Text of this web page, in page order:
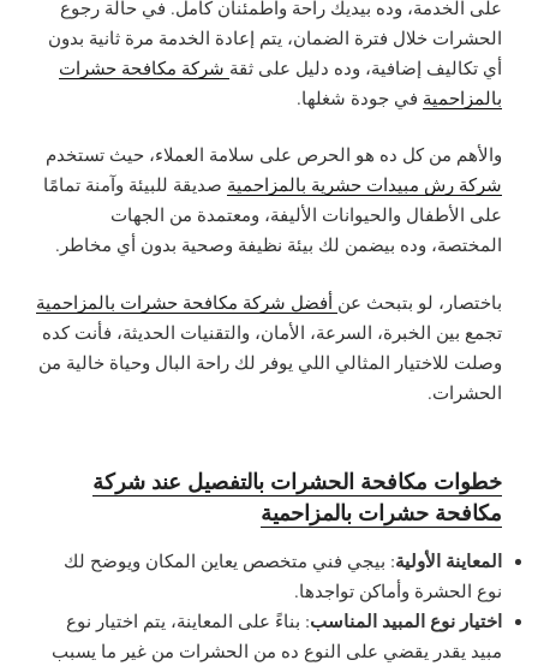
على الخدمة، وده بيديك راحة واطمئنان كامل. في حالة رجوع
الحشرات خلال فترة الضمان، يتم إعادة الخدمة مرة ثانية بدون
أي تكاليف إضافية، وده دليل على ثقة شركة مكافحة حشرات
بالمزاحمية في جودة شغلها.
والأهم من كل ده هو الحرص على سلامة العملاء، حيث تستخدم
شركة رش مبيدات حشرية بالمزاحمية صديقة للبيئة وآمنة تمامًا
على الأطفال والحيوانات الأليفة، ومعتمدة من الجهات
المختصة، وده بيضمن لك بيئة نظيفة وصحية بدون أي مخاطر.
باختصار، لو بتبحث عن أفضل شركة مكافحة حشرات بالمزاحمية
تجمع بين الخبرة، السرعة، الأمان، والتقنيات الحديثة، فأنت كده
وصلت للاختيار المثالي اللي يوفر لك راحة البال وحياة خالية من
الحشرات.
خطوات مكافحة الحشرات بالتفصيل عند شركة
مكافحة حشرات بالمزاحمية
المعاينة الأولية: بيجي فني متخصص يعاين المكان ويوضح لك
نوع الحشرة وأماكن تواجدها.
اختيار نوع المبيد المناسب: بناءً على المعاينة، يتم اختيار نوع
مبيد يقدر يقضي على النوع ده من الحشرات من غير ما يسبب